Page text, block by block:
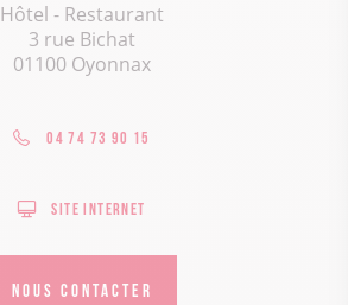
Hôtel - Restaurant
3 rue Bichat
01100 Oyonnax
04 74 73 90 15
Site internet
NOUS CONTACTER